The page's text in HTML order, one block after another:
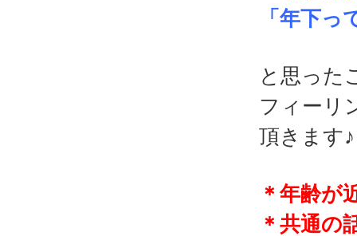
「年下
と思った
フィーリ
頂きます♪
＊年齢が
＊共通の